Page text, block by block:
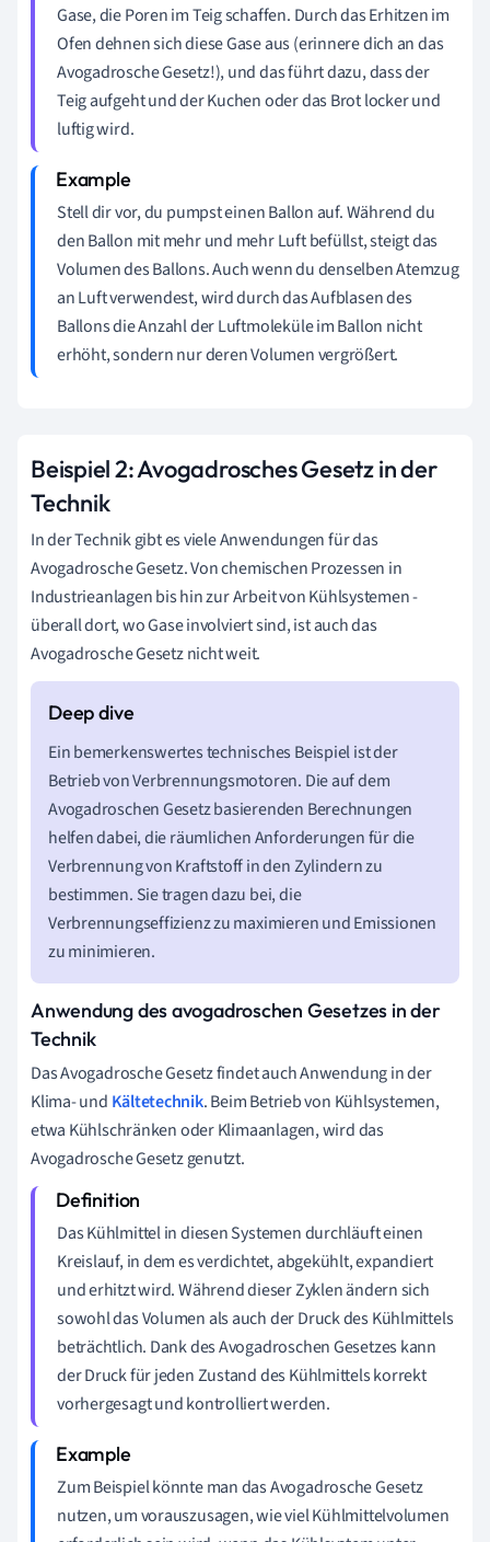
Gase, die Poren im Teig schaffen. Durch das Erhitzen im
Ofen dehnen sich diese Gase aus (erinnere dich an das
Avogadrosche Gesetz!), und das führt dazu, dass der
Teig aufgeht und der Kuchen oder das Brot locker und
luftig wird.
Stell dir vor, du pumpst einen Ballon auf. Während du
den Ballon mit mehr und mehr Luft befüllst, steigt das
Volumen des Ballons. Auch wenn du denselben Atemzug
an Luft verwendest, wird durch das Aufblasen des
Ballons die Anzahl der Luftmoleküle im Ballon nicht
erhöht, sondern nur deren Volumen vergrößert.
Beispiel 2: Avogadrosches Gesetz in der
Technik
In der Technik gibt es viele Anwendungen für das
Avogadrosche Gesetz. Von chemischen Prozessen in
Industrieanlagen bis hin zur Arbeit von Kühlsystemen -
überall dort, wo Gase involviert sind, ist auch das
Avogadrosche Gesetz nicht weit.
Ein bemerkenswertes technisches Beispiel ist der
Betrieb von Verbrennungsmotoren. Die auf dem
Avogadroschen Gesetz basierenden Berechnungen
helfen dabei, die räumlichen Anforderungen für die
Verbrennung von Kraftstoff in den Zylindern zu
bestimmen. Sie tragen dazu bei, die
Verbrennungseffizienz zu maximieren und Emissionen
zu minimieren.
Anwendung des avogadroschen Gesetzes in der
Technik
Das Avogadrosche Gesetz findet auch Anwendung in der
Klima- und Kältetechnik. Beim Betrieb von Kühlsystemen,
etwa Kühlschränken oder Klimaanlagen, wird das
Avogadrosche Gesetz genutzt.
Das Kühlmittel in diesen Systemen durchläuft einen
Kreislauf, in dem es verdichtet, abgekühlt, expandiert
und erhitzt wird. Während dieser Zyklen ändern sich
sowohl das Volumen als auch der Druck des Kühlmittels
beträchtlich. Dank des Avogadroschen Gesetzes kann
der Druck für jeden Zustand des Kühlmittels korrekt
vorhergesagt und kontrolliert werden.
Zum Beispiel könnte man das Avogadrosche Gesetz
nutzen, um vorauszusagen, wie viel Kühlmittelvolumen